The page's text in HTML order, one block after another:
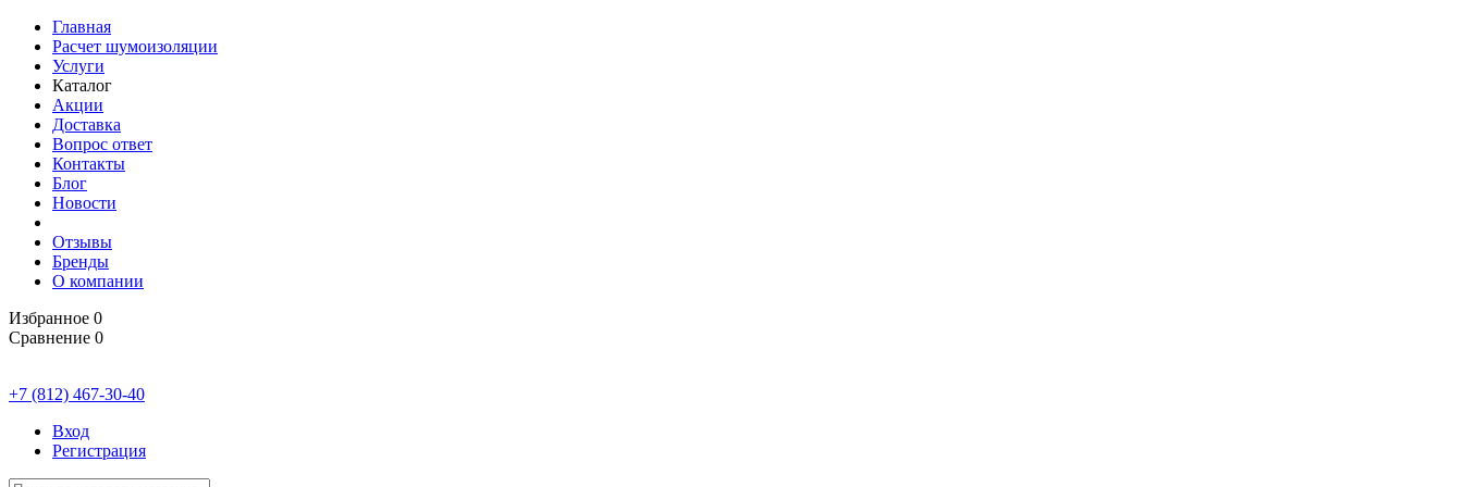
Главная
Расчет шумоизоляции
Услуги
Каталог
Акции
Доставка
Вопрос ответ
Контакты
Блог
Новости
Отзывы
Бренды
О компании
Избранное 0
Сравнение 0
+7 (812) 467-30-40
Вход
Регистрация